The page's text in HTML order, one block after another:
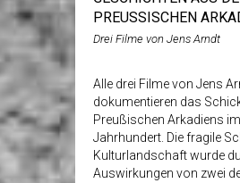
PREUSSISCHEN
Drei Filme von Jens Arndt
Alle drei Filme von Jens
dokumentieren das
Preußischen Arkadiens im
Jahrhundert. Die fragile
Kulturlandschaft wurde
Auswirkungen von zwei